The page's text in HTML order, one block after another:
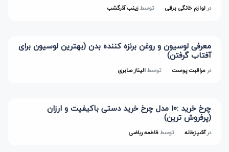
در لوازم خانگی برقی توسطزینب آذرگشب
معرفی لوسیون و روغن برنزه کننده بدن (بهترین لوسیون برای
آفتاب گرفتن)
در مراقبت پوست توسطالیناز صابری
چرخ خرید :10 مدل چرخ خرید دستی باکیفیت و ارزان
(پرفروش ترین)
درآشپزخانه توسطفاطمه ریاضی